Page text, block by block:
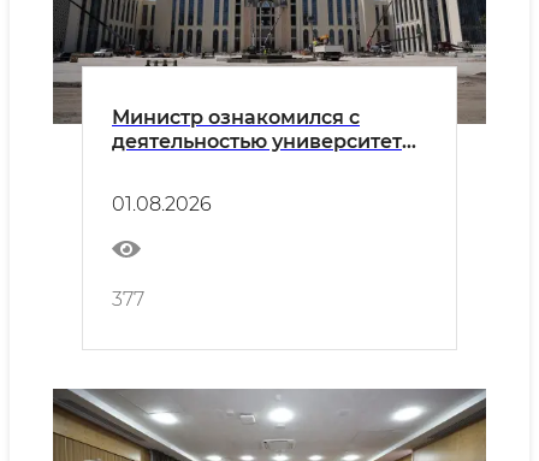
Министр ознакомился с
деятельностью университета
кампуса.
01.08.2026
377